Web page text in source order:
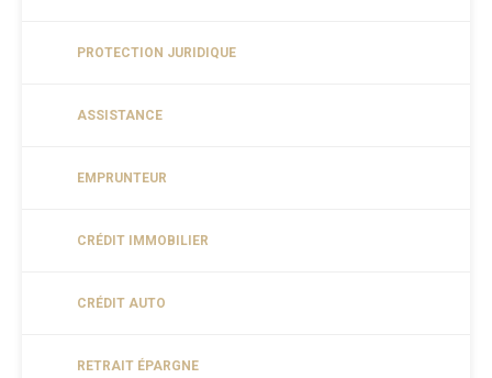
PROTECTION JURIDIQUE
ASSISTANCE
EMPRUNTEUR
CRÉDIT IMMOBILIER
CRÉDIT AUTO
RETRAIT ÉPARGNE